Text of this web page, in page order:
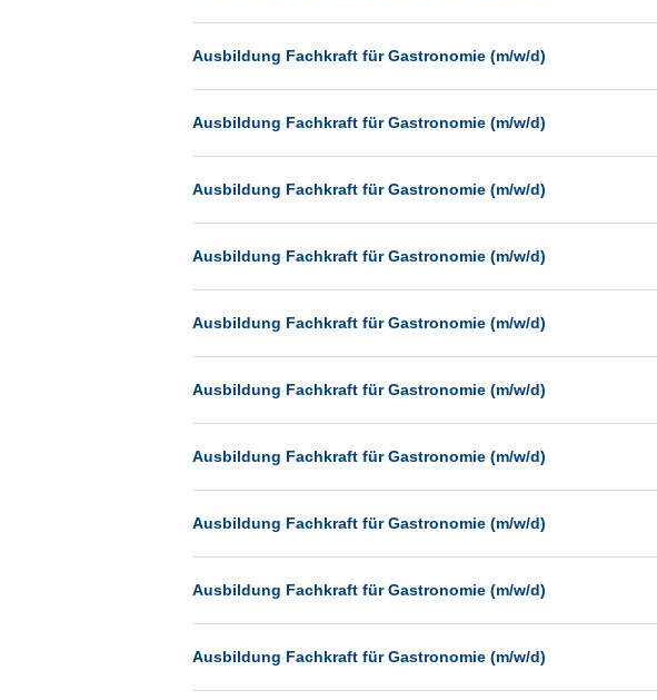
Hannover
Heilbronn
Hermsdorf
Hildesheim
Ingolstadt
Kassel
Landau
Mainz
Mannheim
München
Münster
Neu-Isenburg
Neumünster
Ausbildung Fachkraft für Gastronomie (m/w/d)
Ausbildung Fachkraft für Gastronomie (m/w/d)
Ausbildung Fachkraft für Gastronomie (m/w/d)
Ausbildung Fachkraft für Gastronomie (m/w/d)
Ausbildung Fachkraft für Gastronomie (m/w/d)
Ausbildung Fachkraft für Gastronomie (m/w/d)
Ausbildung Fachkraft für Gastronomie (m/w/d)
Ausbildung Fachkraft für Gastronomie (m/w/d)
Ausbildung Fachkraft für Gastronomie (m/w/d)
Ausbildung Fachkraft für Gastronomie (m/w/d)